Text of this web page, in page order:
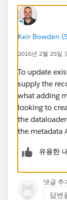
Keir Bowden
2016년 2월 25일
To update
supply the
what adding
looking to
the
the metadata
유용한
댓글 추
답변